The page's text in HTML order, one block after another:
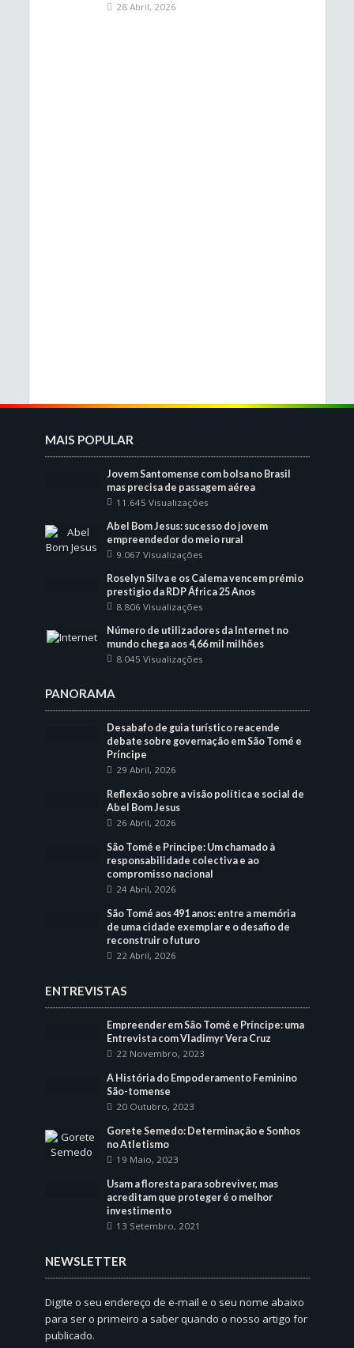
28 Abril, 2026
MAIS POPULAR
Jovem Santomense com bolsa no Brasil
mas precisa de passagem aérea
11.645 Visualizações
Abel Bom Jesus: sucesso do jovem
empreendedor do meio rural
9.067 Visualizações
Roselyn Silva e os Calema vencem prémio
prestigio da RDP África 25 Anos
8.806 Visualizações
Número de utilizadores da Internet no
mundo chega aos 4,66 mil milhões
8.045 Visualizações
PANORAMA
Desabafo de guia turístico reacende
debate sobre governação em São Tomé e
Príncipe
29 Abril, 2026
Reflexão sobre a visão política e social de
Abel Bom Jesus
26 Abril, 2026
São Tomé e Príncipe: Um chamado à
responsabilidade colectiva e ao
compromisso nacional
24 Abril, 2026
São Tomé aos 491 anos: entre a memória
de uma cidade exemplar e o desafio de
reconstruir o futuro
22 Abril, 2026
ENTREVISTAS
Empreender em São Tomé e Príncipe: uma
Entrevista com Vladimyr Vera Cruz
22 Novembro, 2023
A História do Empoderamento Feminino
São-tomense
20 Outubro, 2023
Gorete Semedo: Determinação e Sonhos
no Atletismo
19 Maio, 2023
Usam a floresta para sobreviver, mas
acreditam que proteger é o melhor
investimento
13 Setembro, 2021
NEWSLETTER
Digite o seu endereço de e-mail e o seu nome abaixo
para ser o primeiro a saber quando o nosso artigo for
publicado.